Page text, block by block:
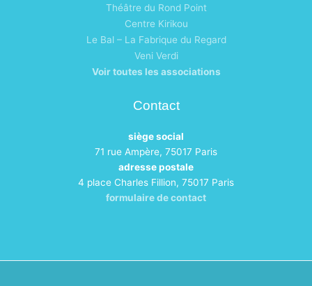
Théâtre du Rond Point
Centre Kirikou
Le Bal – La Fabrique du Regard
Veni Verdi
Voir toutes les associations
Contact
siège social
71 rue Ampère, 75017 Paris
adresse postale
4 place Charles Fillion, 75017 Paris
formulaire de contact